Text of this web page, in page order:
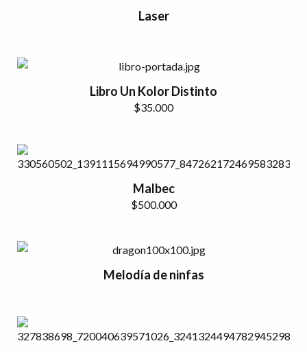
Laser
Libro Un Kolor Distinto
$35.000
Malbec
$500.000
Melodía de ninfas